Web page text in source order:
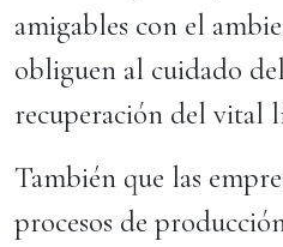
amigables con el
obliguen al cuidado
recuperación del vital
También que las
procesos de